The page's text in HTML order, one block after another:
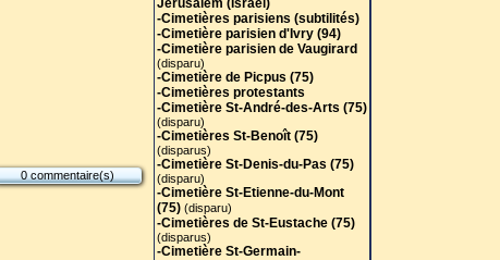
0 commentaire(s)
Jérusalem (Israël)
-Cimetières parisiens (subtilités)
-Cimetière parisien d'Ivry (94)
-Cimetière parisien de Vaugirard
(disparu)
-Cimetière de Picpus (75)
-Cimetières protestants
-Cimetière St-André-des-Arts (75)
(disparu)
-Cimetières St-Benoît (75)
(disparus)
-Cimetière St-Denis-du-Pas (75)
(disparu)
-Cimetière St-Etienne-du-Mont
(75) (disparu)
-Cimetières de St-Eustache (75)
(disparus)
-Cimetière St-Germain-